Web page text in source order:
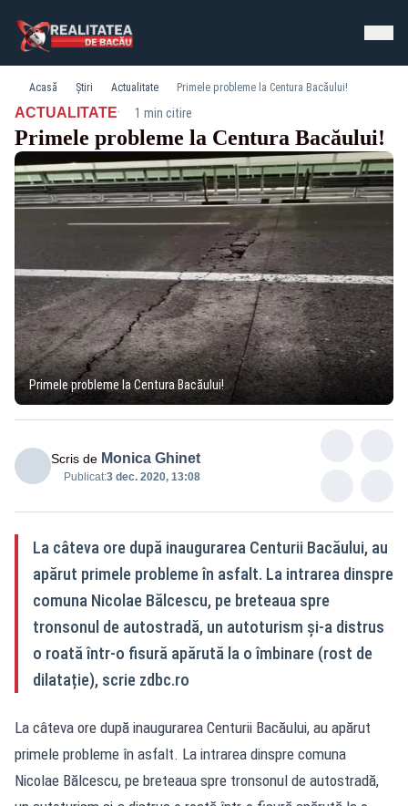
Acasă Știri Actualitate Primele probleme la Centura Bacăului!
ACTUALITATE· 1 min citire
Primele probleme la Centura Bacăului!
Primele probleme la Centura Bacăului!
Scris de Monica Ghinet
Publicat:3 dec. 2020, 13:08
La câteva ore după inaugurarea Centurii Bacăului, au
apărut primele probleme în asfalt. La intrarea dinspre
comuna Nicolae Bălcescu, pe breteaua spre
tronsonul de autostradă, un autoturism și-a distrus
o roată într-o fisură apărută la o îmbinare (rost de
dilatație), scrie zdbc.ro
La câteva ore după inaugurarea Centurii Bacăului, au apărut
primele probleme în asfalt. La intrarea dinspre comuna
Nicolae Bălcescu, pe breteaua spre tronsonul de autostradă,